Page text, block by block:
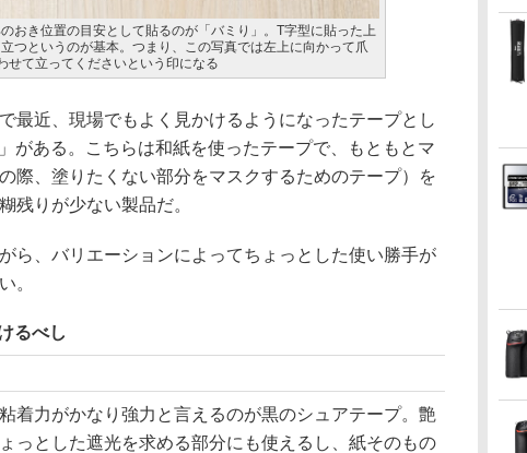
おき位置の目安として貼るのが「バミり」。T字型に貼った上
つというのが基本。つまり、この写真では左上に向かって爪
せて立ってくださいという印になる
最近、現場でもよく見かけるようになったテープとし
がある。こちらは和紙を使ったテープで、もともとマ
際、塗りたくない部分をマスクするためのテープ）を
残りが少ない製品だ。
ら、バリエーションによってちょっとした使い勝手が
。
るべし
着力がかなり強力と言えるのが黒のシュアテープ。艶
っとした遮光を求める部分にも使えるし、紙そのもの